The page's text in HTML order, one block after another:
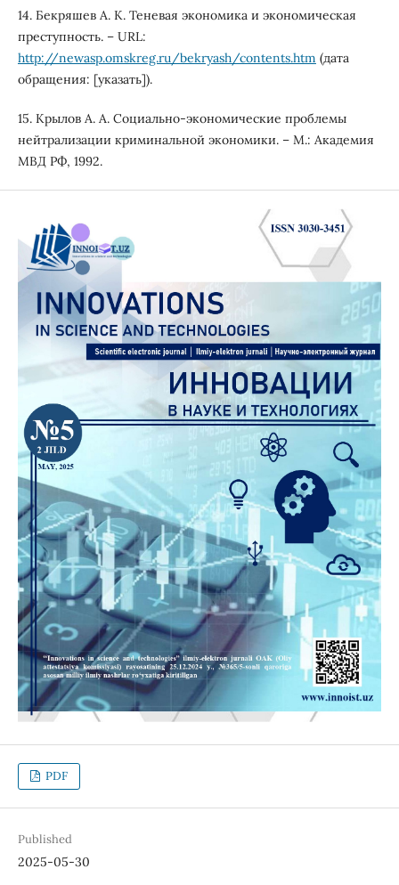
14. Бекряшев А. К. Теневая экономика и экономическая
преступность. – URL:
http://newasp.omskreg.ru/bekryash/contents.htm (дата
обращения: [указать]).
15. Крылов А. А. Социально-экономические проблемы
нейтрализации криминальной экономики. – М.: Академия
МВД РФ, 1992.
PDF
Published
2025-05-30